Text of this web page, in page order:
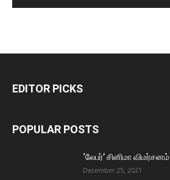
EDITOR PICKS
POPULAR POSTS
‘லேபர்’ சினிமா விமர்சனம்
December 25, 2021